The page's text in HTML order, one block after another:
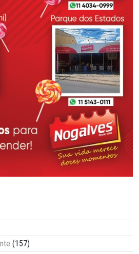
(157)